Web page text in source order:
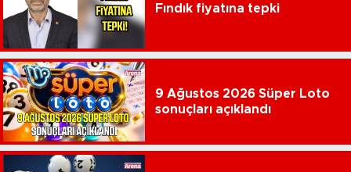
Fındık fiyatına tepki
9 Ağustos 2026 Süper Loto
sonuçları açıklandı